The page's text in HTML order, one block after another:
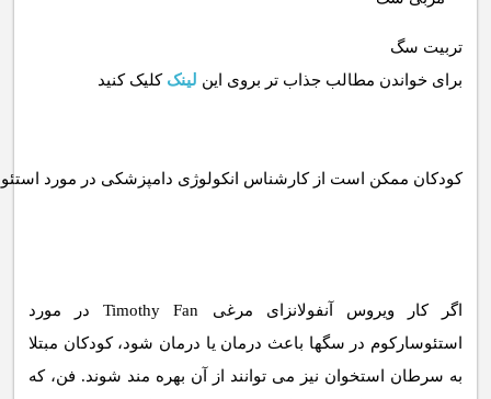
تربیت سگ
برای خواندن مطالب جذاب تر بروی این لینک کلیک کنید
اگر کار ویروس آنفولانزای مرغی Timothy Fan در مورد
استئوسارکوم در سگها باعث درمان یا درمان شود، کودکان مبتلا
به سرطان استخوان نیز می توانند از آن بهره مند شوند. فن، که